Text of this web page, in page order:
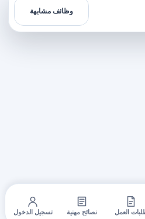
وظائف مشابهة
العمل نصائح مهنية تسجيل الدخول